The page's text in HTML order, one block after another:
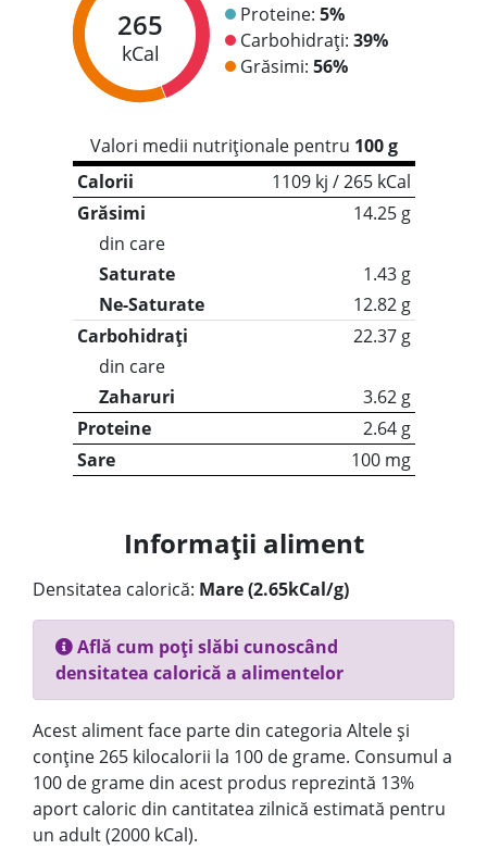
265
kCal
Proteine: 5%
Carbohidrați: 39%
Grăsimi: 56%
Valori medii nutriționale pentru 100 g
Calorii
1109 kj / 265 kCal
Grăsimi
14.25 g
din care
Saturate
1.43 g
Ne-Saturate
12.82 g
Carbohidrați
22.37 g
din care
Zaharuri
3.62 g
Proteine
2.64 g
Sare
100 mg
Informații aliment
Densitatea calorică: Mare (2.65kCal/g)
Află cum poți slăbi cunoscând
densitatea calorică a alimentelor
Acest aliment face parte din categoria Altele și
conține 265 kilocalorii la 100 de grame. Consumul a
100 de grame din acest produs reprezintă 13%
aport caloric din cantitatea zilnică estimată pentru
un adult (2000 kCal).